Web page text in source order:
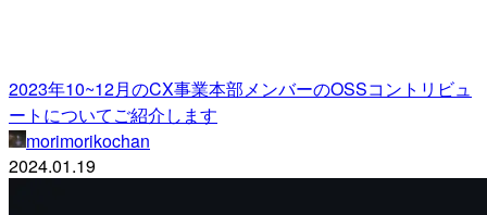
2023年10~12月のCX事業本部メンバーのOSSコントリビュ
ートについてご紹介します
morimorikochan
2024.01.19